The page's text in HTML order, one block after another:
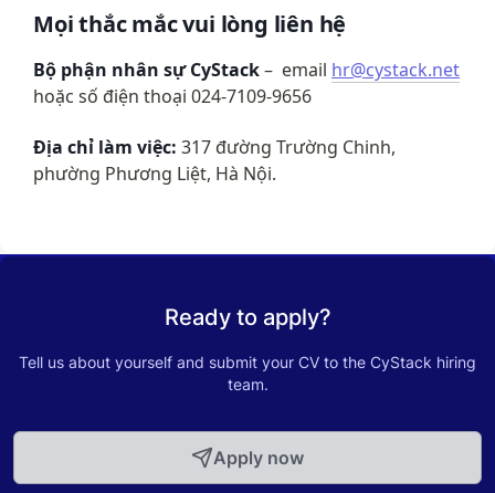
Mọi thắc mắc vui lòng liên hệ
Bộ phận nhân sự CyStack –  email hr@cystack.net
hoặc số điện thoại 024-7109-9656
Địa chỉ làm việc: 317 đường Trường Chinh,
phường Phương Liệt, Hà Nội.
Ready to apply?
Tell us about yourself and submit your CV to the CyStack hiring
team.
Apply now